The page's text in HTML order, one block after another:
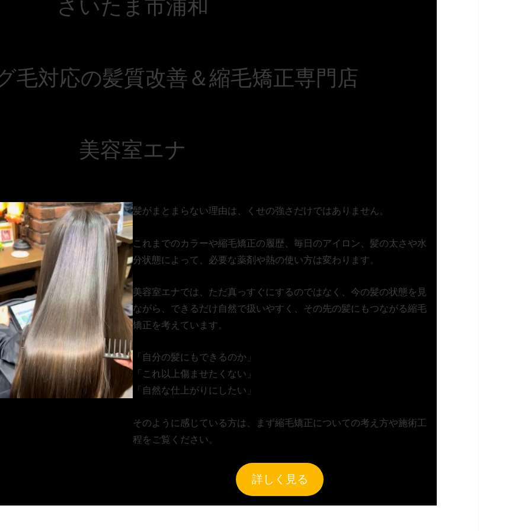
さいたま市浦和
毛対応の髪質改善＆縮毛矯正専門店
美容室エナ
髪がまとまらない理由は、くせの強さだけではありません。
これまでのカラーや縮毛矯正の履歴、毎日のアイロン、髪の太さや水
分状態によって、必要な薬剤や熱の使い方は変わります。
美容室エナでは、ただ真っすぐにするのではなく、今の髪の状態を見
ながら、できるだけ自然で扱いやすく、その先の髪にもつながる縮毛
矯正を考えています。
「自分の髪にもできるのか」
「これ以上傷ませたくない」
「自然な仕上がりにしたい」
そのように感じている方は、まず縮毛矯正についての考え方や施術工
程をご覧ください。
詳しく見る